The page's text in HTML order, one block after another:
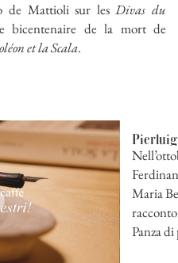
de Mattioli sur lesDivas du
de la mort de
et la Scala.
Maria
Panza